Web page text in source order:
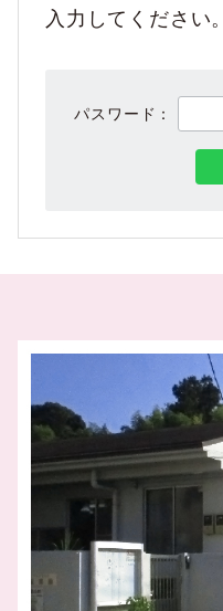
入力してください。
パスワード：